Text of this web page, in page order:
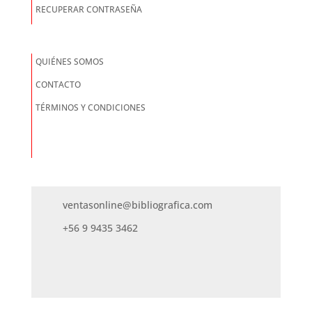
RECUPERAR CONTRASEÑA
QUIÉNES SOMOS
CONTACTO
TÉRMINOS Y CONDICIONES
ventasonline@bibliografica.com
+56 9 9435 3462